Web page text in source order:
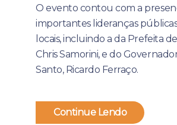
O evento contou com a
importantes lideranças
locais, incluindo a da Prefeita
Chris Samorini, e do
Santo, Ricardo Ferraço.
Continue Lendo